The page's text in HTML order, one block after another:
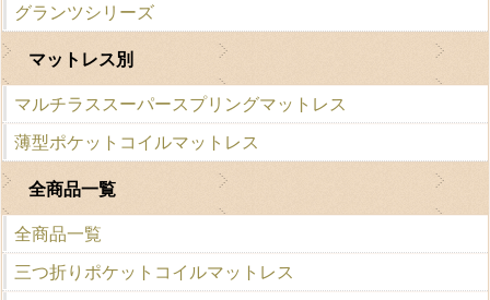
グランツシリーズ
マットレス別
マルチラススーパースプリングマットレス
薄型ポケットコイルマットレス
全商品一覧
全商品一覧
三つ折りポケットコイルマットレス